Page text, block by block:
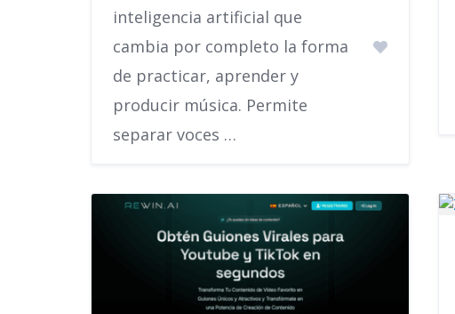
inteligencia artificial que
cambia por completo la forma
de practicar, aprender y
producir música. Permite
separar voces …